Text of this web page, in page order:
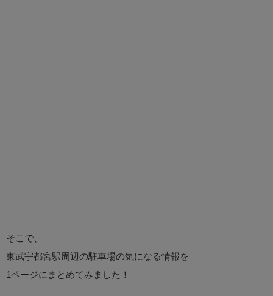
そこで、
東武宇都宮駅周辺の駐車場の気になる情報を
1ページにまとめてみました！